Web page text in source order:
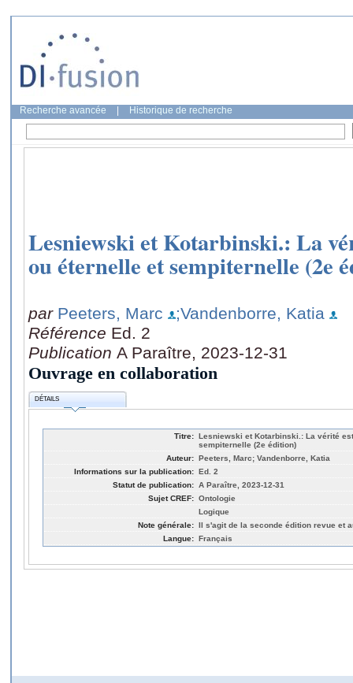
Recherche avancée Historique de recherche
Lesniewski et Kotarbinski.: La
ou éternelle et sempiternelle (2e
par Peeters, Marc
;Vandenborre, Katia
Référence Ed. 2
Publication A Paraître, 2023-12-31
Ouvrage en collaboration
DÉTAILS
Titre: Lesniewski et Kotarbinski.: La vérité
sempiternelle (2e édition)
Auteur: Peeters, Marc; Vandenborre, Katia
Informations sur la publication: Ed. 2
Statut de publication: A Paraître, 2023-12-31
Sujet CREF: Ontologie
Logique
Note générale: Il s'agit de la seconde édition revue et
Langue: Français